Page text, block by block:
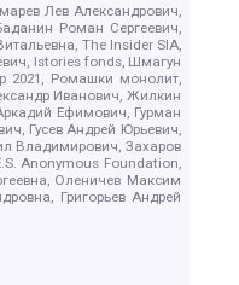
Лев Александрович,
Роман Сергеевич,
The Insider SIA,
Istories fonds, Шмагун
2021, Ромашки монолит,
Иванович, Жилкин
Ефимович, Гурман
Гусев Андрей Юрьевич,
Владимирович, Захаров
Anonymous Foundation,
Оленичев Максим
Григорьев Андрей